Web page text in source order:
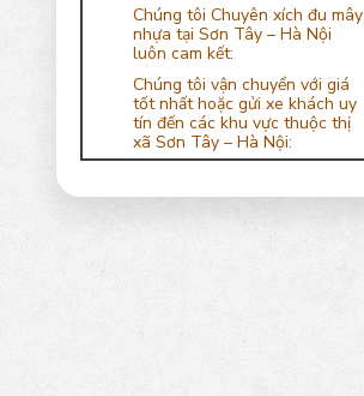
Chúng tôi Chuyên xích đu mây
nhựa tại Sơn Tây – Hà Nội
luôn cam kết:
Chúng tôi vận chuyển với giá
tốt nhất hoặc gửi xe khách uy
tín đến các khu vực thuộc thị
xã Sơn Tây – Hà Nội: